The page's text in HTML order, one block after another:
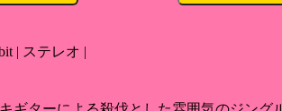
| ステレオ |